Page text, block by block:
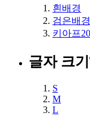
흰배경
검은배경
키아프
글자 크기
S
M
L